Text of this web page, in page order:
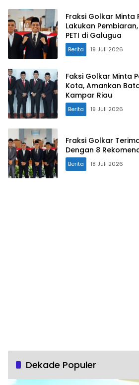
Fraksi Golkar Minta
Lakukan
PETI di Galugua
Berita 19 Juli 2026
Faksi Golkar Minta
Kota, Amankan
Kampar Riau
Berita 19 Juli 2026
Fraksi Golkar Terima
Dengan 8
Berita 18 Juli 2026
Dekade Populer